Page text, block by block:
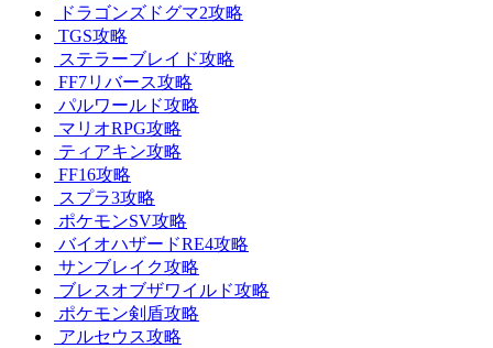
ドラゴンズドグマ2攻略
TGS攻略
ステラーブレイド攻略
FF7リバース攻略
パルワールド攻略
マリオRPG攻略
ティアキン攻略
FF16攻略
スプラ3攻略
ポケモンSV攻略
バイオハザードRE4攻略
サンブレイク攻略
ブレスオブザワイルド攻略
ポケモン剣盾攻略
アルセウス攻略